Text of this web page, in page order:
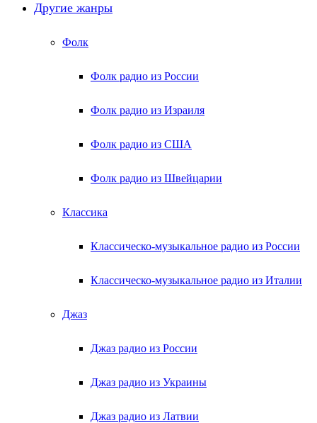
Другие жанры
Фолк
Фолк радио из России
Фолк радио из Израиля
Фолк радио из США
Фолк радио из Швейцарии
Классика
Классическо-музыкальное радио из России
Классическо-музыкальное радио из Италии
Джаз
Джаз радио из России
Джаз радио из Украины
Джаз радио из Латвии